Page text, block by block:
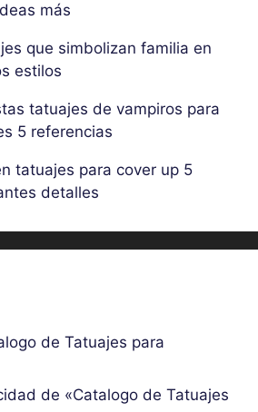
más
que simbolizan familia en
estilos
tatuajes de vampiros para
5 referencias
tatuajes para cover up 5
detalles
de Tatuajes para
de «Catalogo de Tatuajes